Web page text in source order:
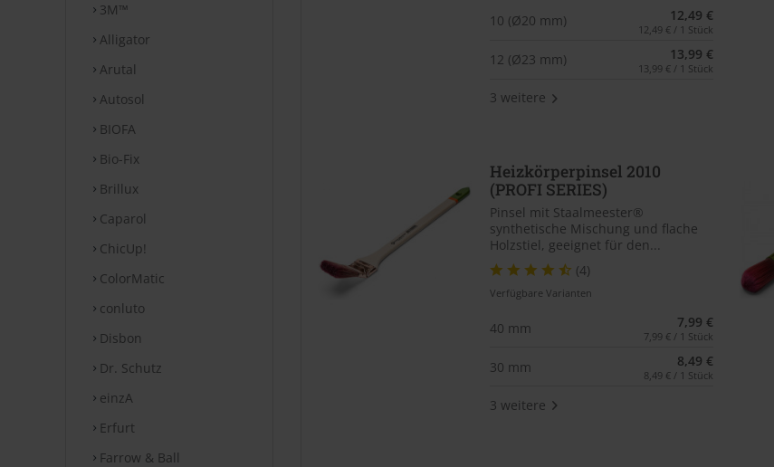
3M™
Alligator
Arutal
Autosol
BIOFA
Bio-Fix
Brillux
Caparol
ChicUp!
ColorMatic
conluto
Disbon
Dr. Schutz
einzA
Erfurt
Farrow & Ball
10 (Ø20 mm) 12,49 €
12,49 € / 1 Stück
12 (Ø23 mm) 13,99 €
13,99 € / 1 Stück
3 weitere
Heizkörperpinsel 2010
(PROFI SERIES)
Pinsel mit Staalmeester®
synthetische Mischung und flache
Holzstiel, geeignet für den...
(4)
Verfügbare Varianten
40 mm 7,99 €
7,99 € / 1 Stück
30 mm 8,49 €
8,49 € / 1 Stück
3 weitere